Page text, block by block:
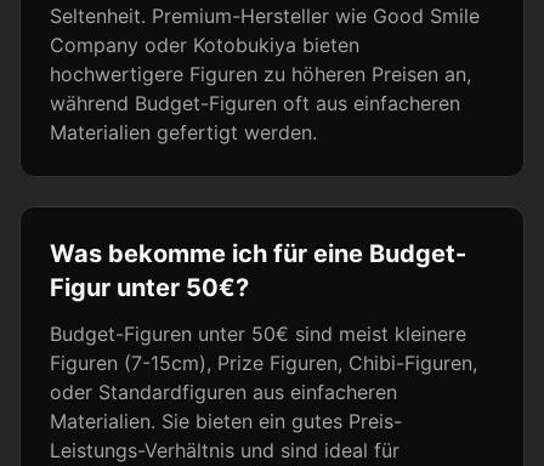
Seltenheit. Premium-Hersteller wie Good Smile
Company oder Kotobukiya bieten
hochwertigere Figuren zu höheren Preisen an,
während Budget-Figuren oft aus einfacheren
Materialien gefertigt werden.
Was bekomme ich für eine Budget-
Figur unter 50€?
Budget-Figuren unter 50€ sind meist kleinere
Figuren (7-15cm), Prize Figuren, Chibi-Figuren,
oder Standardfiguren aus einfacheren
Materialien. Sie bieten ein gutes Preis-
Leistungs-Verhältnis und sind ideal für